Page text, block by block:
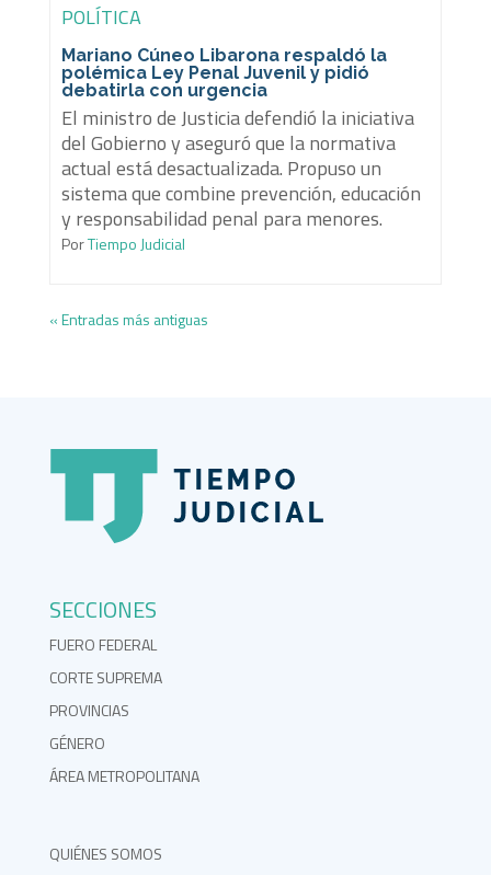
POLÍTICA
Mariano Cúneo Libarona respaldó la
polémica Ley Penal Juvenil y pidió
debatirla con urgencia
El ministro de Justicia defendió la iniciativa
del Gobierno y aseguró que la normativa
actual está desactualizada. Propuso un
sistema que combine prevención, educación
y responsabilidad penal para menores.
PorTiempo Judicial
« Entradas más antiguas
SECCIONES
FUERO FEDERAL
CORTE SUPREMA
PROVINCIAS
GÉNERO
ÁREA METROPOLITANA
QUIÉNES SOMOS